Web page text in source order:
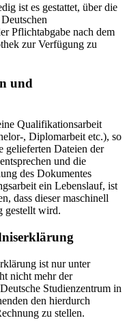
ist es gestattet, über die
Pflichtabgabe nach dem
zur Verfügung zu
und
Qualifikationsarbeit
, Diplomarbeit etc.), so
gelieferten Dateien der
und die
des Dokumentes
ein Lebenslauf, ist
dass dieser maschinell
gestellt wird.
ist nur unter
nicht mehr der
Studienzentrum in
den hierdurch
zu stellen.